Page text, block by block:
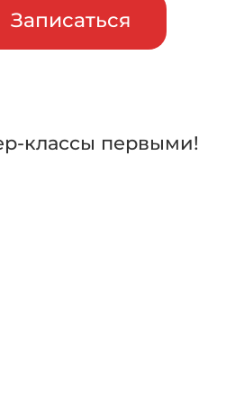
Записаться
классы первыми!